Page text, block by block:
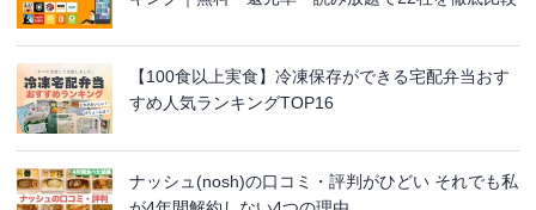
【100食以上実食】冷凍保存ができる宅配弁当おす
すめ人気ランキングTOP16
ナッシュ(nosh)の口コミ・評判がひどい それでも私